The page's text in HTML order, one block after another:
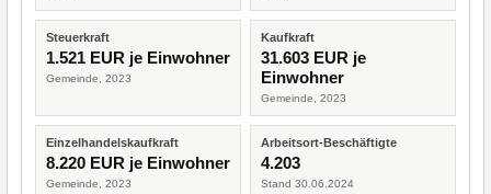
Steuerkraft
1.521 EUR je Einwohner
Gemeinde, 2023
Kaufkraft
31.603 EUR je
Einwohner
Gemeinde, 2023
Einzelhandelskaufkraft
8.220 EUR je Einwohner
Gemeinde, 2023
Arbeitsort-Beschäftigte
4.203
Stand 30.06.2024